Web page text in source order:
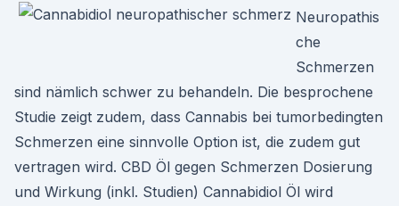
Neuropathis
che
Schmerzen
sind nämlich schwer zu behandeln. Die besprochene
Studie zeigt zudem, dass Cannabis bei tumorbedingten
Schmerzen eine sinnvolle Option ist, die zudem gut
vertragen wird. CBD Öl gegen Schmerzen Dosierung
und Wirkung (inkl. Studien) Cannabidiol Öl wird